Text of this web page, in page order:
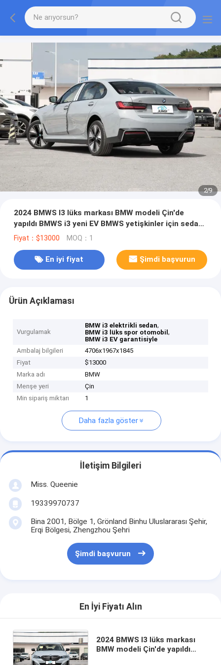
2/9
2024 BMWS I3 lüks markası BMW modeli Çin'de
yapıldı BMWS i3 yeni EV BMWS yetişkinler için sedan
spor otomobil
Fiyat：$13000 MOQ：1
En iyi fiyat Şimdi başvurun
Ürün Açıklaması
Vurgulamak
BMW i3 elektrikli sedan,
BMW i3 lüks spor otomobil,
BMW i3 EV garantisiyle
Ambalaj bilgileri
4706x1967x1845
Fiyat
$13000
Marka adı
BMW
Menşe yeri
Çin
Min sipariş miktarı
1
Daha fazla göster
İletişim Bilgileri
Miss. Queenie
19339970737
Bina 2001, Bölge 1, Grönland Binhu Uluslararası Şehir,
Erqi Bölgesi, Zhengzhou Şehri
Şimdi başvurun
En İyi Fiyatı Alın
2024 BMWS I3 lüks markası
BMW modeli Çin'de yapıldı